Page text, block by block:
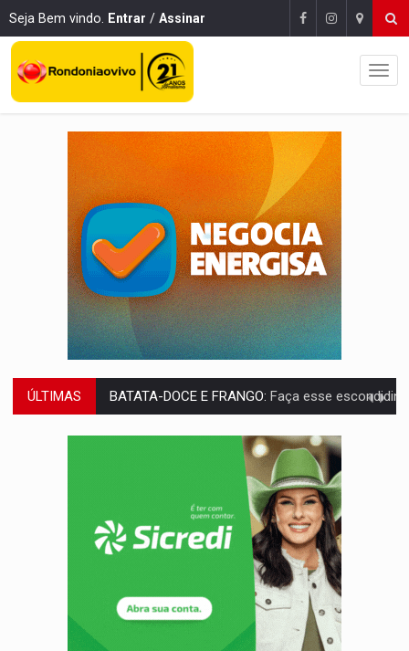
Seja Bem vindo. Entrar / Assinar
ÚLTIMAS BARREIRA NATURAL:Desmate da Amazônia corta chuvas no Sul e ameaça
:Anvisa libera venda de medicamentos pela Shopee, mas
Nova lei endurece punição por abuso sexual contra
POLUIÇÃO E RISCOS: Retirada de fiação irregular avança no país e em PVH
VÍDEO:Armado com machado, homem ameaça matar sobrinha grávida e
Homem é espancado por facção criminosa
VÍDEO:Perseguição é registrada no shopping após colombiana furtar